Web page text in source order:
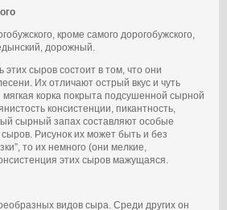
кроме самого дорогобужского,
дорожный.
сыров состоит в том, что они
Их отличают острый вкус и чуть
корка покрыта подсушенной сырной
консистенции, пикантность,
сырный запах составляют особые
сыров. Рисунок их может быть и без
то их немного (они мелкие,
этих сыров мажущаяся.
видов сыра. Среди других он